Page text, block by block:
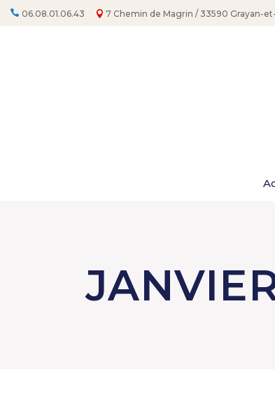
au 06.08.01.06.43 7 Chemin de Magrin / 33590 Grayan-